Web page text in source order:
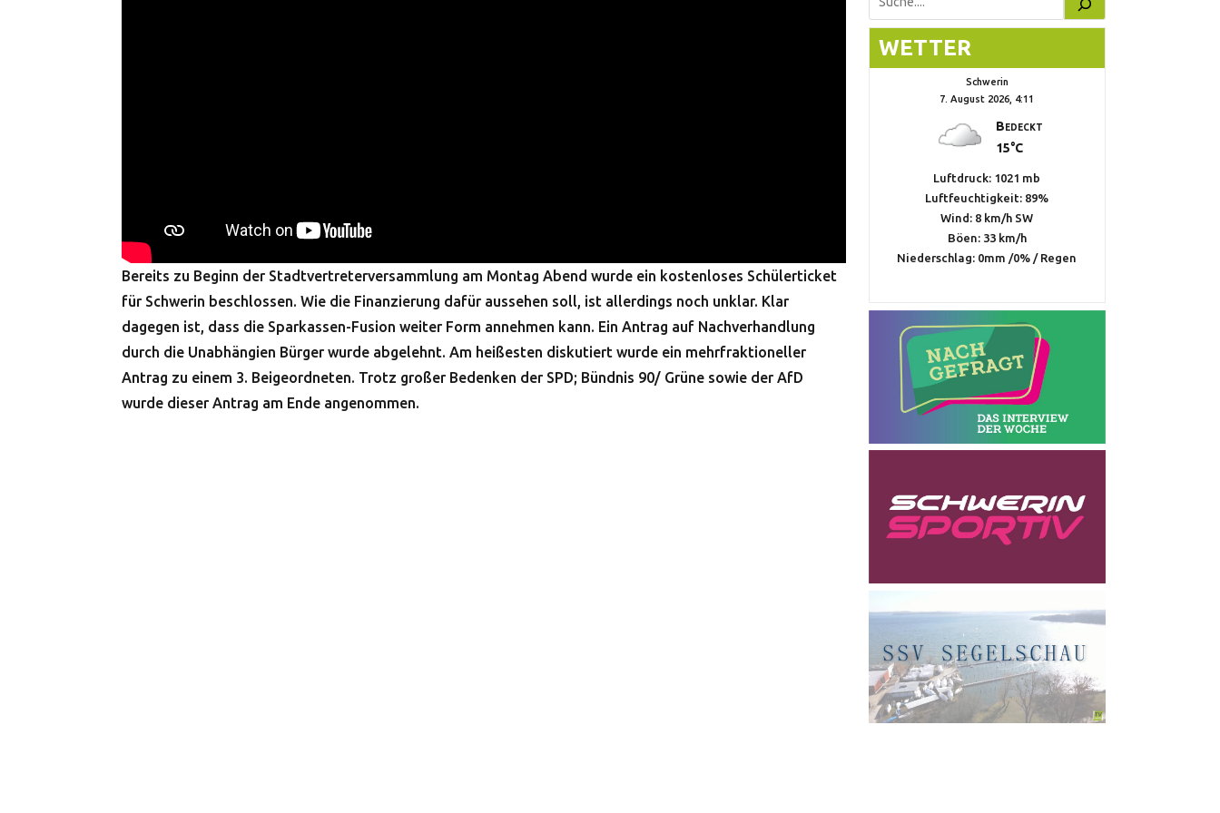
Bereits zu Beginn der Stadtvertreterversammlung am Montag Abend wurde ein kostenloses Schülerticket
für Schwerin beschlossen. Wie die Finanzierung dafür aussehen soll, ist allerdings noch unklar. Klar
dagegen ist, dass die Sparkassen-Fusion weiter Form annehmen kann. Ein Antrag auf Nachverhandlung
durch die Unabhängien Bürger wurde abgelehnt. Am heißesten diskutiert wurde ein mehrfraktioneller
Antrag zu einem 3. Beigeordneten. Trotz großer Bedenken der SPD; Bündnis 90/ Grüne sowie der AfD
wurde dieser Antrag am Ende angenommen.
Suchen
WETTER
Schwerin
7. August 2026, 4:11
Bedeckt
15°C
Luftdruck: 1021 mb
Luftfeuchtigkeit: 89%
Wind: 8 km/h SW
Böen: 33 km/h
Niederschlag: 0mm /0% / Regen